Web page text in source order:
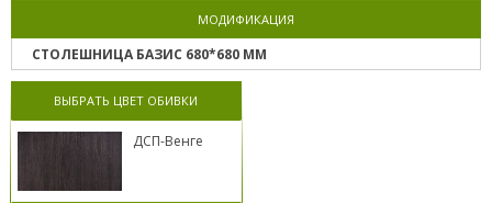
МОДИФИКАЦИЯ
СТОЛЕШНИЦА БАЗИС 680*680 ММ
ВЫБРАТЬ ЦВЕТ ОБИВКИ
ДСП-Венге